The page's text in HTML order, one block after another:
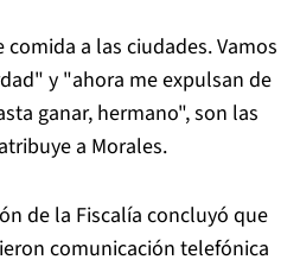
a las ciudades. Vamos
y "ahora me expulsan de
ganar, hermano", son las
a Morales.
de la Fiscalía concluyó que
comunicación telefónica